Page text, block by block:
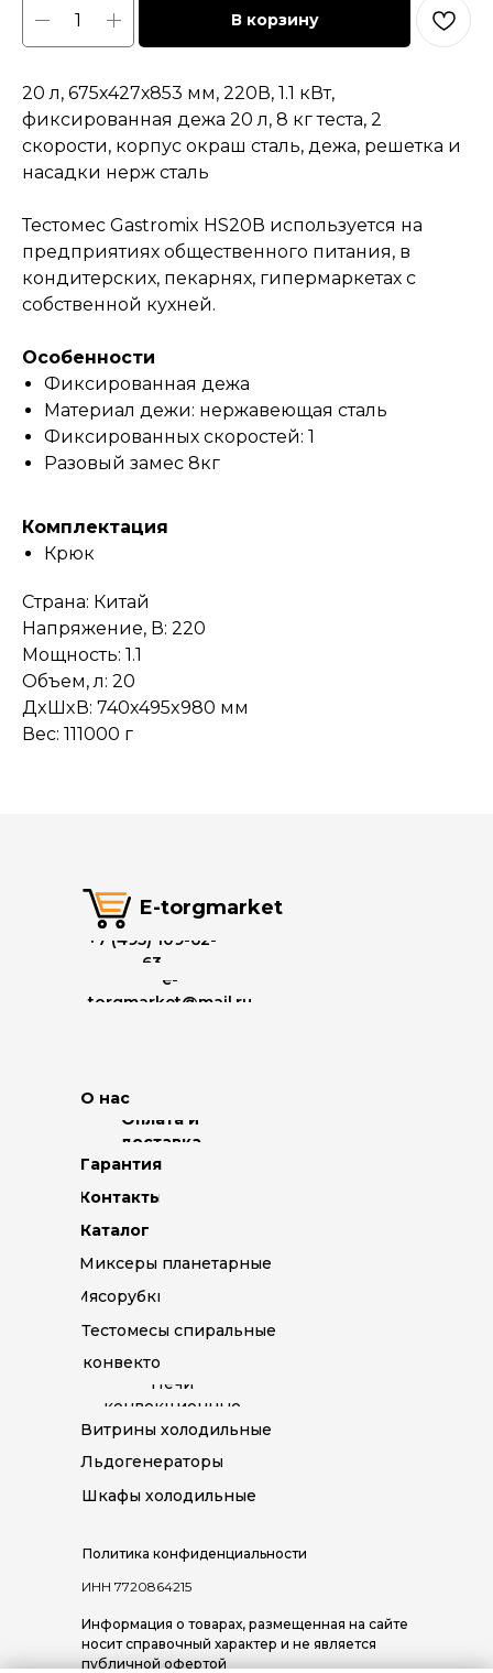
В корзину
20 л, 675х427х853 мм, 220В, 1.1 кВт,
фиксированная дежа 20 л, 8 кг теста, 2
скорости, корпус окраш сталь, дежа, решетка и
насадки нерж сталь
Тестомес Gastromix HS20В используется на
предприятиях общественного питания, в
кондитерских, пекарнях, гипермаркетах с
собственной кухней.
Особенности
Фиксированная дежа
Материал дежи: нержавеющая сталь
Фиксированных скоростей: 1
Разовый замес 8кг
Комплектация
Крюк
Страна: Китай
Напряжение, В: 220
Мощность: 1.1
Объем, л: 20
ДxШxВ: 740x495x980 мм
Вес: 111000 г
Каталог
О нас
E-torgmarket
Миксеры планетарные
Оплата и
доставка
Мясорубки
Гарантия
Тестомесы спиральные
Контакты
Пароконвектоматы
Печи
конвекционные
Витрины холодильные
Льдогенераторы
Шкафы холодильные
+7 (495) 109-62-
63
e-
torgmarket@mail.ru
Политика конфиденциальности
Информация о товарах, размещенная на сайте
носит справочный характер и не является
публичной офертой
ИНН 7720864215